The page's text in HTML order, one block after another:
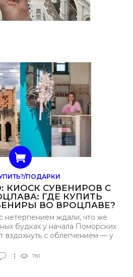
ПОДАРКИ
КИОСК СУВЕНИРОВ С
ГДЕ КУПИТЬ
ВО ВРОЦЛАВЕ?
нетерпением ждали, что же
будках у начала Поморских
вздохнуть с облегчением — у
предлагающий широкий выбор
и символикой Вроцлава
781